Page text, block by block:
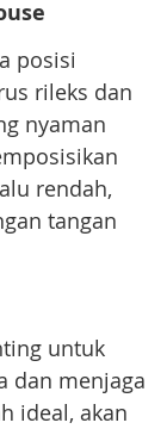
posisi
rileks dan
nyaman
rendah,
tangan
untuk
dan menjaga
ideal, akan